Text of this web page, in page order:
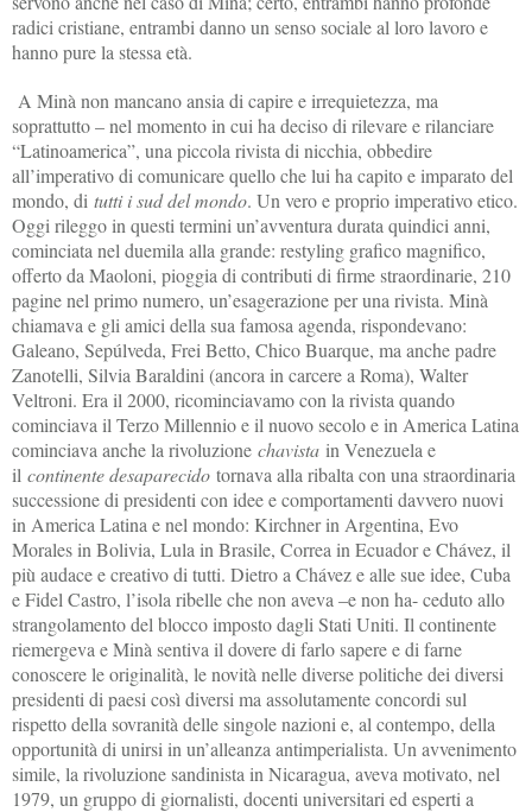
radici cristiane, entrambi danno un senso sociale al loro lavoro e
hanno pure la stessa età.
A Minà non mancano ansia di capire e irrequietezza, ma
soprattutto – nel momento in cui ha deciso di rilevare e rilanciare
“Latinoamerica”, una piccola rivista di nicchia, obbedire
all’imperativo di comunicare quello che lui ha capito e imparato del
mondo, di tutti i sud del mondo. Un vero e proprio imperativo etico.
Oggi rileggo in questi termini un’avventura durata quindici anni,
cominciata nel duemila alla grande: restyling grafico magnifico,
offerto da Maoloni, pioggia di contributi di firme straordinarie, 210
pagine nel primo numero, un’esagerazione per una rivista. Minà
chiamava e gli amici della sua famosa agenda, rispondevano:
Galeano, Sepúlveda, Frei Betto, Chico Buarque, ma anche padre
Zanotelli, Silvia Baraldini (ancora in carcere a Roma), Walter
Veltroni. Era il 2000, ricominciavamo con la rivista quando
cominciava il Terzo Millennio e il nuovo secolo e in America Latina
cominciava anche la rivoluzione chavista in Venezuela e
il continente desaparecido tornava alla ribalta con una straordinaria
successione di presidenti con idee e comportamenti davvero nuovi
in America Latina e nel mondo: Kirchner in Argentina, Evo
Morales in Bolivia, Lula in Brasile, Correa in Ecuador e Chávez, il
più audace e creativo di tutti. Dietro a Chávez e alle sue idee, Cuba
e Fidel Castro, l’isola ribelle che non aveva –e non ha- ceduto allo
strangolamento del blocco imposto dagli Stati Uniti. Il continente
riemergeva e Minà sentiva il dovere di farlo sapere e di farne
conoscere le originalità, le novità nelle diverse politiche dei diversi
presidenti di paesi così diversi ma assolutamente concordi sul
rispetto della sovranità delle singole nazioni e, al contempo, della
opportunità di unirsi in un’alleanza antimperialista. Un avvenimento
simile, la rivoluzione sandinista in Nicaragua, aveva motivato, nel
1979, un gruppo di giornalisti, docenti universitari ed esperti a